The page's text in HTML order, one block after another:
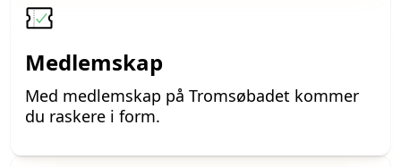
Medlemskap
Med medlemskap på Tromsøbadet kommer
du raskere i form.
Icon